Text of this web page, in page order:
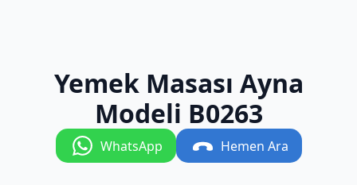
Yemek Masası Ayna
Modeli B0263
WhatsApp Hemen Ara